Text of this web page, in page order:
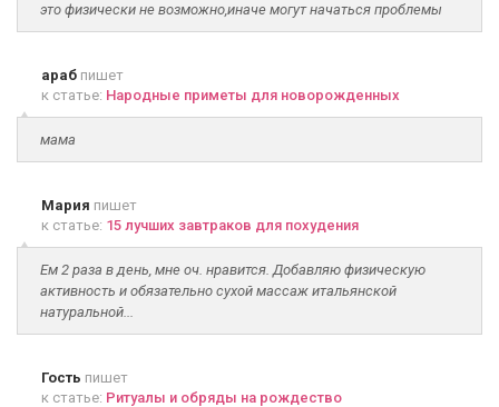
это физически не возможно,иначе могут начаться проблемы
араб пишет
к статье: Народные приметы для новорожденных
мама
Мария пишет
к статье: 15 лучших завтраков для похудения
Ем 2 раза в день, мне оч. нравится. Добавляю физическую
активность и обязательно сухой массаж итальянской
натуральной...
Гость пишет
к статье: Ритуалы и обряды на рождество